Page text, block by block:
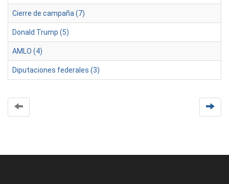
Cierre de campaña (7)
Donald Trump (5)
AMLO (4)
Diputaciones federales (3)